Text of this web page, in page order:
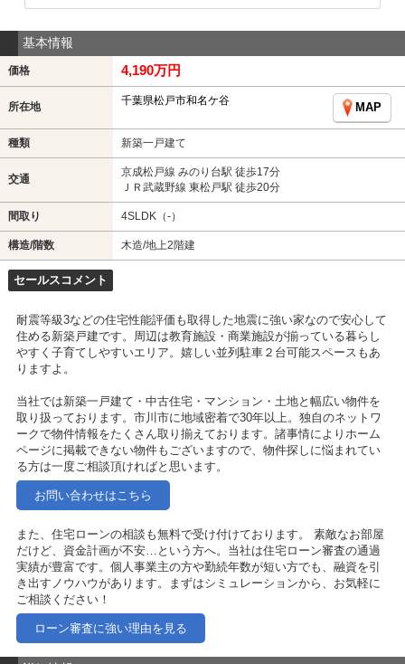
基本情報
価格 4,190万円
所在地 千葉県松戸市和名ケ谷
MAP
種類 新築一戸建て
交通
京成松戸線 みのり台駅 徒歩17分
ＪＲ武蔵野線 東松戸駅 徒歩20分
間取り 4SLDK（-）
構造/階数 木造/地上2階建
セールスコメント
耐震等級3などの住宅性能評価も取得した地震に強い家なので安心して
住める新築戸建です。周辺は教育施設・商業施設が揃っている暮らし
やすく子育てしやすいエリア。嬉しい並列駐車２台可能スペースもあ
りますよ。
当社では新築一戸建て・中古住宅・マンション・土地と幅広い物件を
取り扱っております。市川市に地域密着で30年以上。独自のネットワ
ークで物件情報をたくさん取り揃えております。諸事情によりホーム
ページに掲載できない物件もございますので、物件探しに悩まれてい
る方は一度ご相談頂ければと思います。
お問い合わせはこちら
また、住宅ローンの相談も無料で受け付けております。 素敵なお部屋
だけど、資金計画が不安…という方へ。当社は住宅ローン審査の通過
実績が豊富です。個人事業主の方や勤続年数が短い方でも、融資を引
き出すノウハウがあります。まずはシミュレーションから、お気軽に
ご相談ください！
ローン審査に強い理由を見る